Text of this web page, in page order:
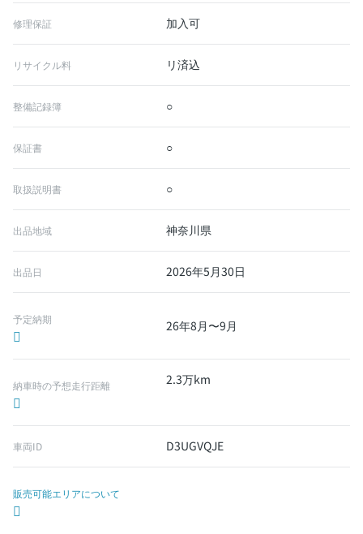
修理保証 加入可
リサイクル料 リ済込
整備記録簿 ○
保証書 ○
取扱説明書 ○
出品地域 神奈川県
出品日 2026年5月30日
予定納期 26年8月〜9月
納車時の予想走行距離 2.3万km
車両ID D3UGVQJE
販売可能エリアについて